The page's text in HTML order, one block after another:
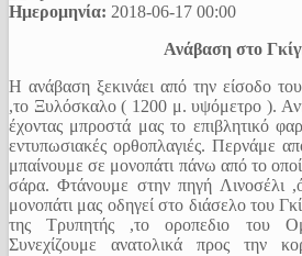
Ημερομηνία: 2018-06-17 00:00
Ανάβαση στο
Η ανάβαση ξεκινάει από την είσοδο
,το Ξυλόσκαλο ( 1200 μ. υψόμετρο ).
έχοντας μπροστά μας το επιβλητικό
εντυπωσιακές ορθοπλαγιές. Περνάμε
μπαίνουμε σε μονοπάτι πάνω από το
σάρα. Φτάνουμε στην πηγή Λινοσέλι
μονοπάτι μας οδηγεί στο διάσελο του
της Τρυπητής ,το οροπεδιο του
Συνεχίζουμε ανατολικά προς την